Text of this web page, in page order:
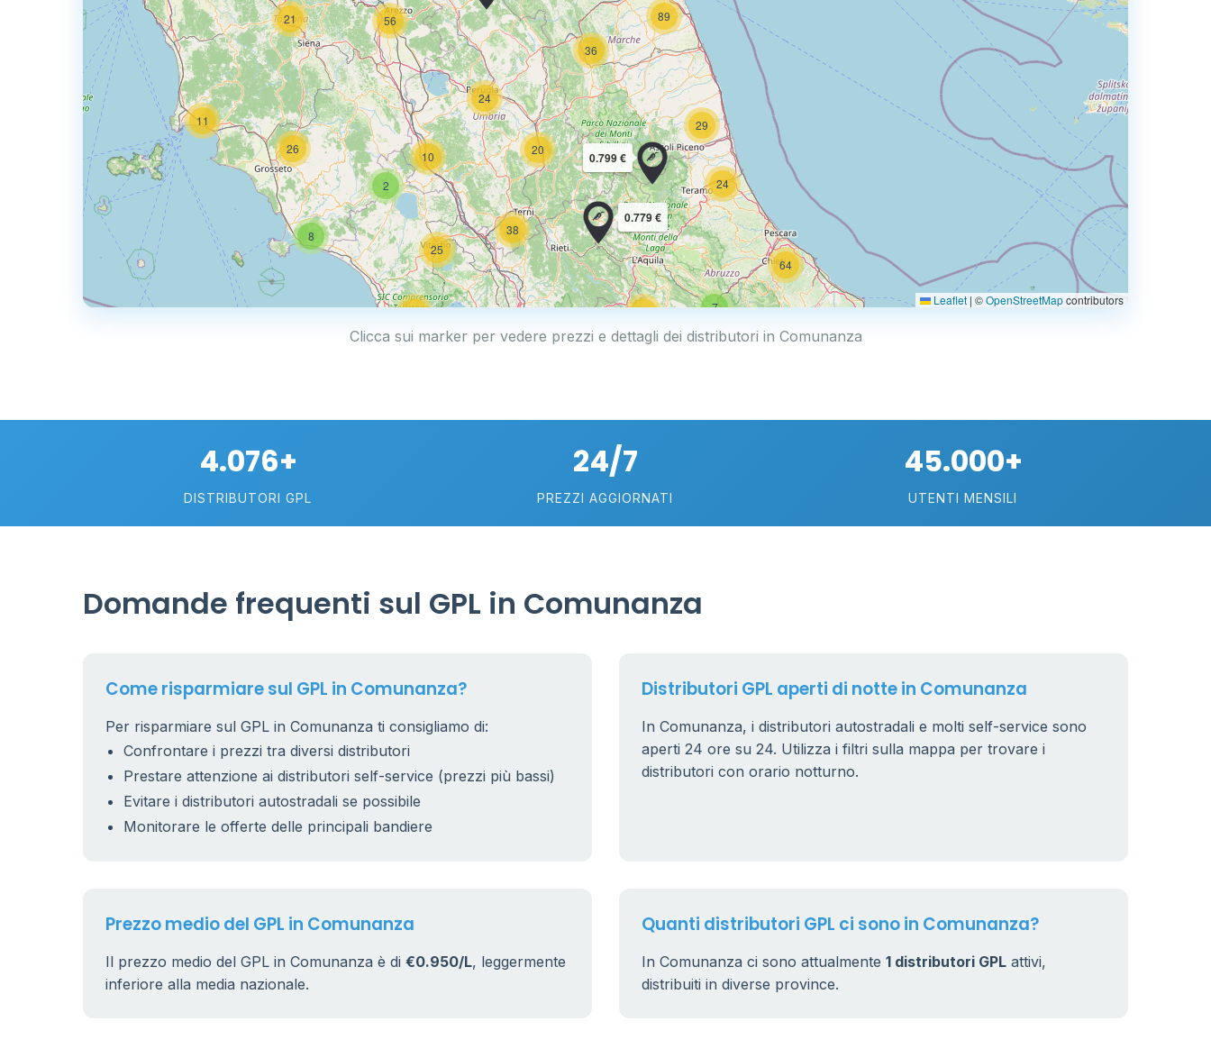
24
20
5
16
80
7
32
64
6 8
36
29
89
2
25
17
38
8
11
10
26
21
24
56
0.779 €
0.799 €
Leaflet | ©OpenStreetMapcontributors
Clicca sui marker per vedere prezzi e dettagli dei distributori in Comunanza
4.076+
DISTRIBUTORI GPL
24/7
PREZZI AGGIORNATI
45.000+
UTENTI MENSILI
Domande frequenti sul GPL in Comunanza
Come risparmiare sul GPL in Comunanza?
Per risparmiare sul GPL in Comunanza ti consigliamo di:
Confrontare i prezzi tra diversi distributori
Prestare attenzione ai distributori self-service (prezzi più bassi)
Evitare i distributori autostradali se possibile
Monitorare le offerte delle principali bandiere
Distributori GPL aperti di notte in Comunanza
In Comunanza, i distributori autostradali e molti self-service sono
aperti 24 ore su 24. Utilizza i filtri sulla mappa per trovare i
distributori con orario notturno.
Prezzo medio del GPL in Comunanza
Il prezzo medio del GPL in Comunanza è di €0.950/L, leggermente
inferiore alla media nazionale.
Quanti distributori GPL ci sono in Comunanza?
In Comunanza ci sono attualmente 1 distributori GPL attivi,
distribuiti in diverse province.